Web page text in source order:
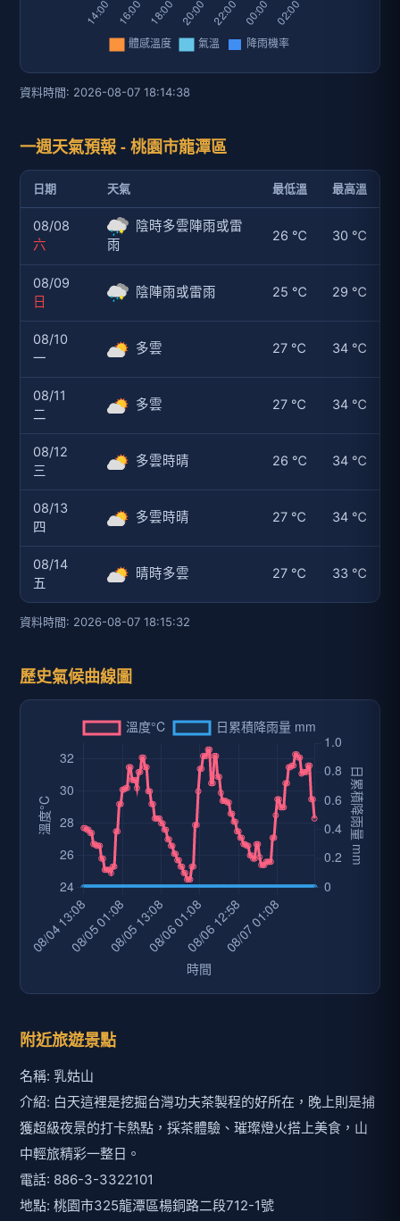
資料時間: 2026-08-07 18:14:38
一週天氣預報 - 桃園市龍潭區
日期 天氣 最低溫 最高溫
08/08
六
陰時多雲陣雨或雷
雨
26 ℃ 30 ℃
08/09
日
陰陣雨或雷雨 25 ℃ 29 ℃
08/10
一
多雲 27 ℃ 34 ℃
08/11
二
多雲 27 ℃ 34 ℃
08/12
三
多雲時晴 26 ℃ 34 ℃
08/13
四
多雲時晴 27 ℃ 34 ℃
08/14
五
晴時多雲 27 ℃ 33 ℃
資料時間: 2026-08-07 18:15:32
歷史氣候曲線圖
附近旅遊景點
名稱: 乳姑山
介紹: 白天這裡是挖掘台灣功夫茶製程的好所在，晚上則是捕
獲超級夜景的打卡熱點，採茶體驗、璀璨燈火搭上美食，山
中輕旅精彩一整日。
電話: 886-3-3322101
地點: 桃園市325龍潭區楊銅路二段712-1號